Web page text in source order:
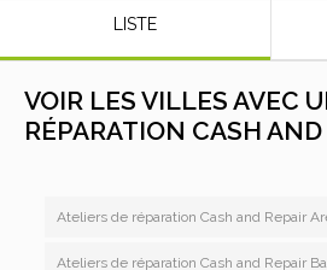
LISTE
VOIR LES VILLES AVEC
RÉPARATION CASH AND
Ateliers de réparation Cash and Repair
Ateliers de réparation Cash and Repair